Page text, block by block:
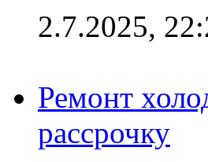
2.7.2025,
Ремонт
рассрочку